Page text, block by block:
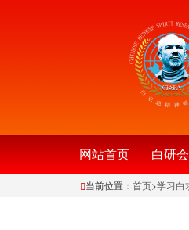
网站首页 白研
当前位置： 首页>学习白